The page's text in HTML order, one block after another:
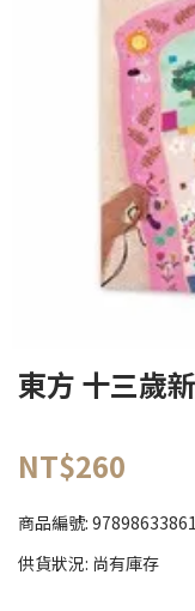
東方 十三歲
NT$260
商品編號:
供貨狀況: 尚有庫存